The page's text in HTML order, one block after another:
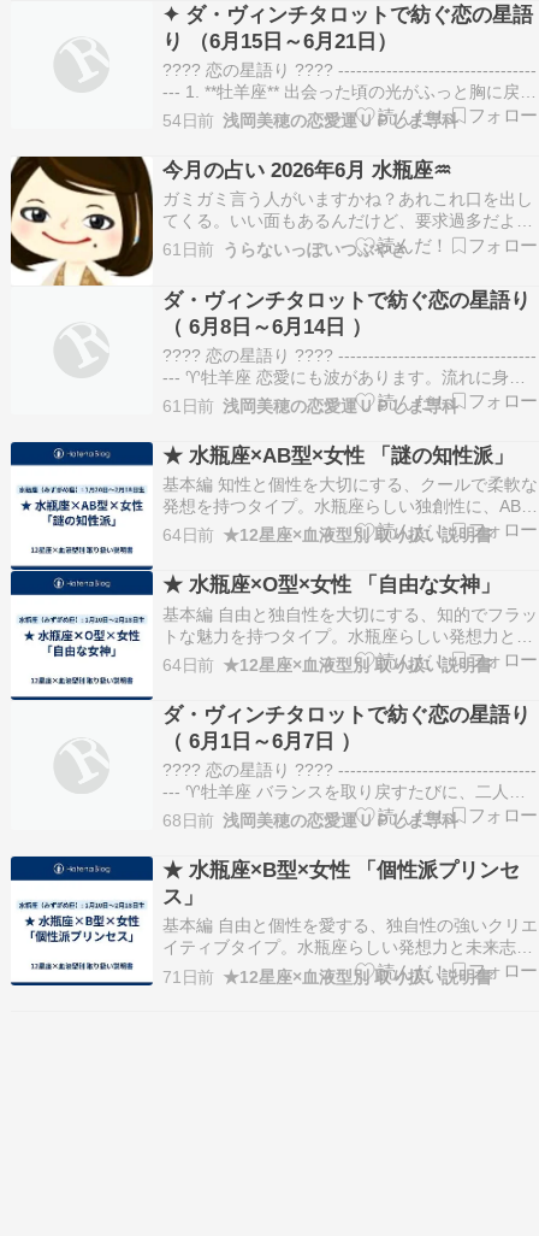
✦ ダ・ヴィンチタロットで紡ぐ恋の星語
り （6月15日～6月21日）
???? 恋の星語り ???? ---------------------------------
--- 1. **牡羊座** 出会った頃の光がふっと胸に戻
り、心があたたかくほどけていく週。 2. **牡牛座
** 流れに身をゆだねるほどに、あなたの世界が静
かに整いはじめます。 3…
54日前 浅岡美穂の恋愛運ＵＰしま専科
今月の占い 2026年6月 水瓶座♒️
ガミガミ言う人がいますかね？あれこれ口を出し
てくる。いい面もあるんだけど、要求過多だよと
か思うかな。それでもまぁ良しとして頑張ってい
ける勢いをつけていけるんだけどエンジンがかか
りやすい時期ですから勢いもつきやすい。しか
し、後半は息切れしやすいかもしれない。もしく
は、近しい人の要…
61日前 うらないっぽいつぶやき
ダ・ヴィンチタロットで紡ぐ恋の星語り
（ 6月8日～6月14日 ）
???? 恋の星語り ???? ---------------------------------
--- ♈牡羊座 恋愛にも波があります。流れに身を
ゆだねるほど、心は軽くなるでしょう。 ♉牡牛座
あなたのアイデアが、ふたりの未来に小さな光を
灯します。 ♊双子座 楽しいやり取りが、…
61日前 浅岡美穂の恋愛運ＵＰしま専科
★ 水瓶座×AB型×女性 「謎の知性派」
基本編 知性と個性を大切にする、クールで柔軟な
発想を持つタイプ。水瓶座らしい独創性に、AB型
の客観性と繊細さが加わり、「合理的なのにどこ
かミステリアス」な魅力を持つ女性です。感情に
流されすぎず、物事を俯瞰して捉える力があり、
人との距離感も上手にコントロールできるのが特
徴。自由を愛…
64日前 ★12星座×血液型別 取り扱い説明書
★ 水瓶座×O型×女性 「自由な女神」
基本編 自由と独自性を大切にする、知的でフラッ
トな魅力を持つタイプ。水瓶座らしい発想力とマ
イペースさに、O型の大らかさと社交性が加わ
り、「クールなのに親しみやすい」バランスが特
徴の女性です。感情に流されすぎず、物事を客観
的に捉える力がありながら、人とのつながりも自
然体で築けるのが…
64日前 ★12星座×血液型別 取り扱い説明書
ダ・ヴィンチタロットで紡ぐ恋の星語り
（ 6月1日～6月7日 ）
???? 恋の星語り ???? ---------------------------------
--- ♈牡羊座 バランスを取り戻すたびに、二人の
未来は静かに整いはじめる。 ♉牡牛座 ふと届く
連絡が、心の距離をそっと近づけてくれる気配。
♊双子座 自分を認める優しさが、恋の流れ…
68日前 浅岡美穂の恋愛運ＵＰしま専科
★ 水瓶座×B型×女性 「個性派プリンセ
ス」
基本編 自由と個性を愛する、独自性の強いクリエ
イティブタイプ。水瓶座らしい発想力と未来志向
に、B型のマイペースさと柔軟さが加わり、「枠
にとらわれないのに魅力的にまとまっている」女
71日前 ★12星座×血液型別 取り扱い説明書